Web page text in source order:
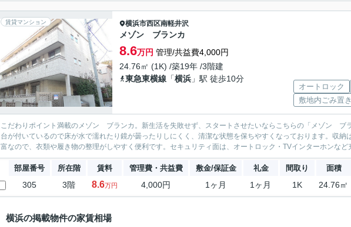
賃貸マンション 横浜市西区南軽井沢
メゾン ブランカ
8.6万円 管理/共益費4,000円
24.76㎡ (1K) /築19年 /3階建
東急東横線 「横浜 」駅 徒歩10分
オートロック
敷地内ごみ置
こだわりポイント満載のメゾン ブランカ。新生活を失敗せず、スタートさせたいならこちらの「メゾン ブ
台が付いているので床が水で濡れたり鏡が曇ったりしにくく、清潔な状態を保ちやすくなっております。収納
富なので、衣類や履き物の整理がしやすく便利です。セキュリティ面は、オートロック・TVインターホンなど
部屋番号 所在階 賃料 管理費・共益費 敷金/保証金 礼金 間取り 面積
305 3階 8.6万円 4,000円 1ヶ月 1ヶ月 1K 24.76㎡
横浜の掲載物件の家賃相場